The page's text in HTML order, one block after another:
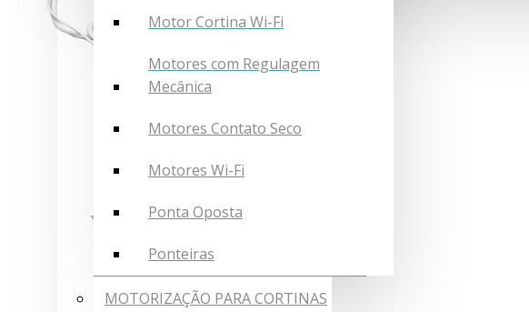
Motor Cortina Wi-Fi
Motores com Regulagem
Mecânica
Motores Contato Seco
Motores Wi-Fi
Ponta Oposta
Ponteiras
MOTORIZAÇÃO PARA CORTINAS